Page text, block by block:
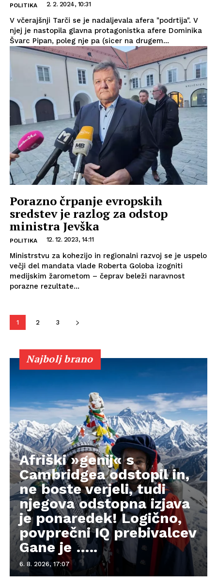
POLITIKA 2. 2. 2024, 10:31
V včerajšnji Tarči se je nadaljevala afera "podrtija". V
njej je nastopila glavna protagonistka afere Dominika
Švarc Pipan, poleg nje pa (sicer na drugem...
Porazno črpanje evropskih
sredstev je razlog za odstop
ministra Jevška
POLITIKA 12. 12. 2023, 14:11
Ministrstvu za kohezijo in regionalni razvoj se je uspelo
večji del mandata vlade Roberta Goloba izogniti
medijskim žarometom – čeprav beleži naravnost
porazne rezultate...
1 2 3
Najbolj brano
Afriški »genij« s
Cambridgea odstopil in,
ne boste verjeli, tudi
njegova odstopna izjava
je ponaredek! Logično,
povprečni IQ prebivalcev
Gane je …..
6. 8. 2026, 17:07